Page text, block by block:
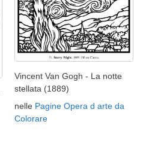
Vincent Van Gogh - La notte
stellata (1889)
nelle Pagine Opera d arte da
Colorare